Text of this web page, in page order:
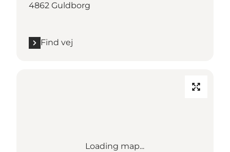
4862 Guldborg
Find vej
Loading map...